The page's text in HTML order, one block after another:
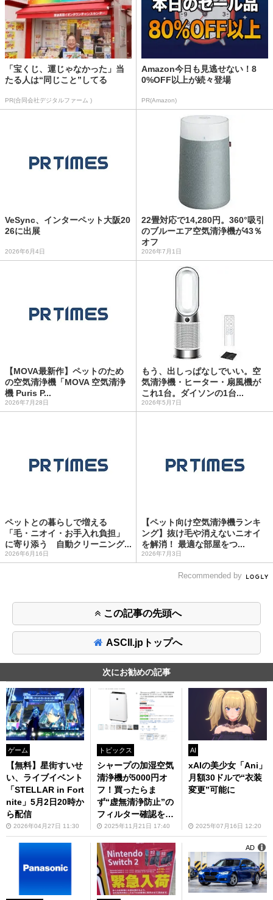
「宝くじ、運じゃなかった」当
たる人は“同じこと”してる
PR(合同会社デジタルファーム )
Amazon今日も見逃せない！8
0%OFF以上が続々登場
PR(Amazon)
VeSync、インターペット大阪20
26に出展
2026年6月4日
22畳対応で14,280円。360°吸引
のブルーエア空気清浄機が43％
オフ
2026年7月1日
【MOVA最新作】ペットのため
の空気清浄機「MOVA 空気清浄
機 Puris P...
2026年7月28日
もう、出しっぱなしでいい。空
気清浄機・ヒーター・扇風機が
これ1台。ダイソンの1台...
2026年5月7日
ペットとの暮らしで増える
「毛・ニオイ・お手入れ負担」
に寄り添う 自動クリーニング...
2026年6月16日
【ペット向け空気清浄機ランキ
ング】抜け毛や消えないニオイ
を解消！ 最適な部屋をつ...
2026年7月3日
Recommended by
この記事の先頭へ
ASCII.jpトップへ
次にお勧めの記事
ゲーム
【無料】星街すいせ
い、ライブイベント
「STELLAR in Fort
nite」5月2日20時か
ら配信
2026年04月27日 11:30
トピックス
シャープの加湿空気
清浄機が5000円オ
フ！買ったらま
ず“虚無清浄防止”の
フィルター確認を
Amazonブラックフ
ライデー
2025年11月21日 17:40
AI
xAIの美少女「Ani」
月額30ドルで“衣装
変更”可能に
2025年07月16日 12:20
AD